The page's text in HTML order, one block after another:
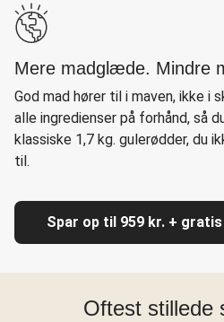
Mere madglæde. Mindre
God mad hører til i maven, ikke i
alle ingredienser på forhånd, så
klassiske 1,7 kg. gulerødder, du
til.
Spar op til 959 kr. +
Oftest stillede